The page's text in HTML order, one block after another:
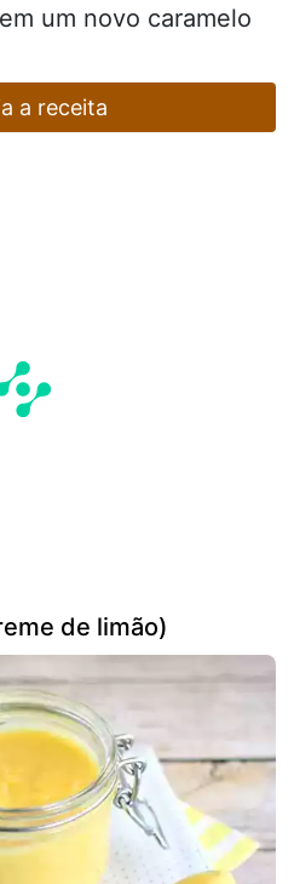
um novo caramelo
a receita
de limão)